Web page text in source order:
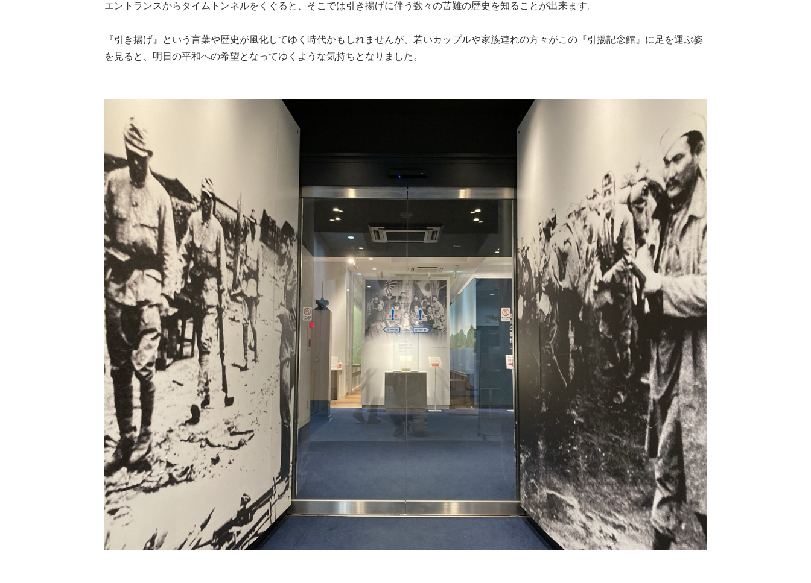
エントランスからタイムトンネルをくぐると、そこでは引き揚げに伴う数々の苦難の歴史を知ることが出来ます。
『引き揚げ』という言葉や歴史が風化してゆく時代かもしれませんが、若いカップルや家族連れの方々がこの『引揚記念館』に足を運ぶ姿
を見ると、明日の平和への希望となってゆくような気持ちとなりました。